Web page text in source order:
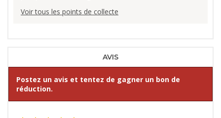
Voir tous les points de collecte
AVIS
Postez un avis et tentez de gagner un bon de
réduction.